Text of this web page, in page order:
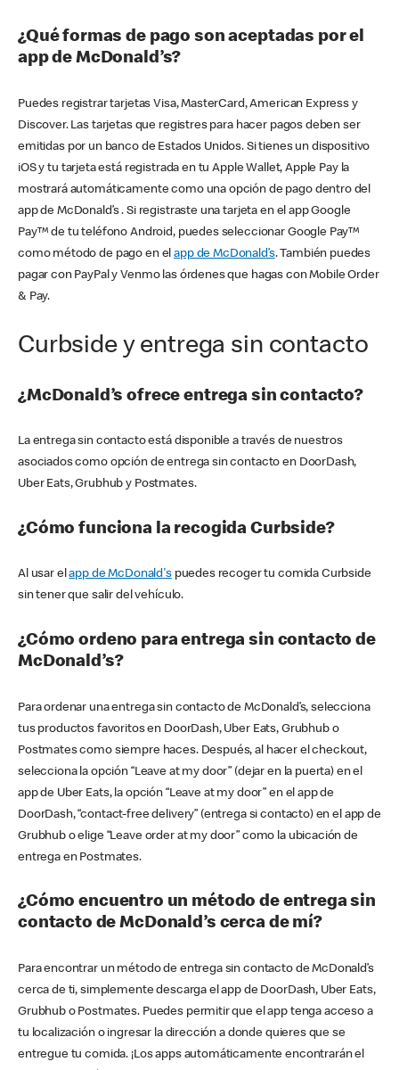
¿Qué formas de pago son aceptadas por el
app de McDonald’s?
Puedes registrar tarjetas Visa, MasterCard, American Express y
Discover. Las tarjetas que registres para hacer pagos deben ser
emitidas por un banco de Estados Unidos. Si tienes un dispositivo
iOS y tu tarjeta está registrada en tu Apple Wallet, Apple Pay la
mostrará automáticamente como una opción de pago dentro del
app de McDonald’s . Si registraste una tarjeta en el app Google
Pay™ de tu teléfono Android, puedes seleccionar Google Pay™
como método de pago en elapp de McDonald’s. También puedes
pagar con PayPal y Venmo las órdenes que hagas con Mobile Order
& Pay.
Curbside y entrega sin contacto
¿McDonald’s ofrece entrega sin contacto?
La entrega sin contacto está disponible a través de nuestros
asociados como opción de entrega sin contacto en DoorDash,
Uber Eats, Grubhub y Postmates.
¿Cómo funciona la recogida Curbside?
Al usar elapp de McDonald'spuedes recoger tu comida Curbside
sin tener que salir del vehículo.
¿Cómo ordeno para entrega sin contacto de
McDonald’s?
Para ordenar una entrega sin contacto de McDonald’s, selecciona
tus productos favoritos en DoorDash, Uber Eats, Grubhub o
Postmates como siempre haces. Después, al hacer el checkout,
selecciona la opción “Leave at my door” (dejar en la puerta) en el
app de Uber Eats, la opción “Leave at my door” en el app de
DoorDash, “contact-free delivery” (entrega si contacto) en el app de
Grubhub o elige “Leave order at my door” como la ubicación de
entrega en Postmates.
¿Cómo encuentro un método de entrega sin
contacto de McDonald’s cerca de mí?
Para encontrar un método de entrega sin contacto de McDonald’s
cerca de ti, simplemente descarga el app de DoorDash, Uber Eats,
Grubhub o Postmates. Puedes permitir que el app tenga acceso a
tu localización o ingresar la dirección a donde quieres que se
entregue tu comida. ¡Los apps automáticamente encontrarán el